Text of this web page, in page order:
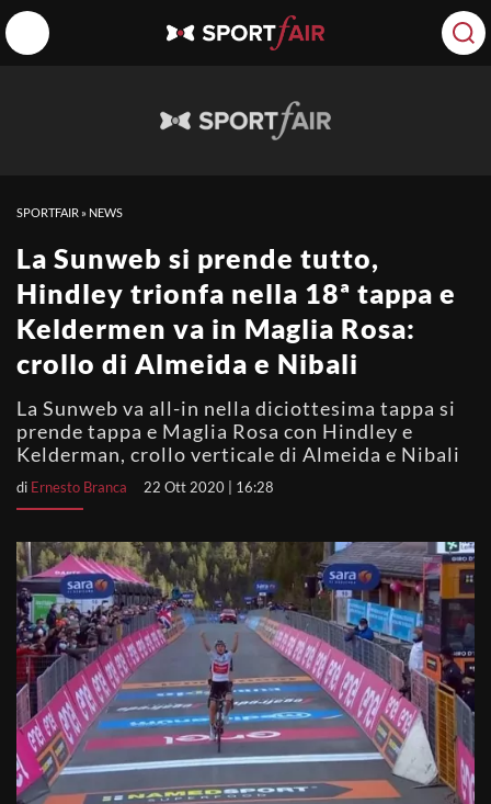
SPORTFAIR » NEWS
La Sunweb si prende tutto,
Hindley trionfa nella 18ª tappa e
Keldermen va in Maglia Rosa:
crollo di Almeida e Nibali
La Sunweb va all-in nella diciottesima tappa si
prende tappa e Maglia Rosa con Hindley e
Kelderman, crollo verticale di Almeida e Nibali
di Ernesto Branca 22 Ott 2020 | 16:28